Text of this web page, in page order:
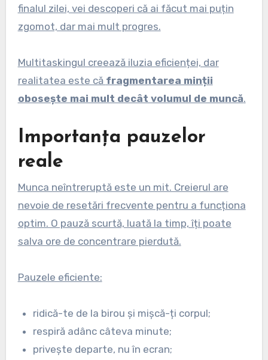
finalul zilei, vei descoperi că ai făcut mai puțin
zgomot, dar mai mult progres.
Multitaskingul creează iluzia eficienței, dar
realitatea este că fragmentarea minții
obosește mai mult decât volumul de muncă.
Importanța pauzelor
reale
Munca neîntreruptă este un mit. Creierul are
nevoie de resetări frecvente pentru a funcționa
optim. O pauză scurtă, luată la timp, îți poate
salva ore de concentrare pierdută.
Pauzele eficiente:
ridică-te de la birou și mișcă-ți corpul;
respiră adânc câteva minute;
privește departe, nu în ecran;